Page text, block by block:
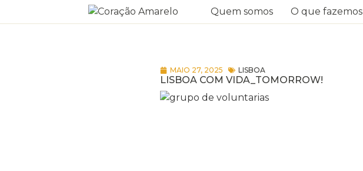
Quem somos O que fazemos
MAIO 27, 2025 LISBOA
LISBOA COM VIDA_TOMORROW!